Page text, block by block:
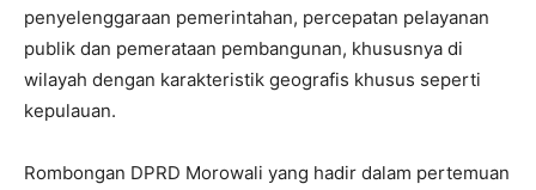
penyelenggaraan pemerintahan, percepatan pelayanan
publik dan pemerataan pembangunan, khususnya di
wilayah dengan karakteristik geografis khusus seperti
kepulauan.
Rombongan DPRD Morowali yang hadir dalam pertemuan